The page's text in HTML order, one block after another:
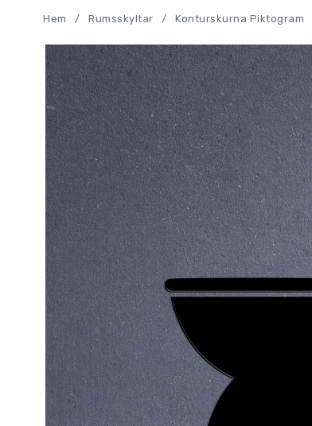
Informationstavlor
Parkeringsskyltar
Presentartiklar
Produkter A – Ö >>
Hem / Rumsskyltar / Konturskurna Piktogram